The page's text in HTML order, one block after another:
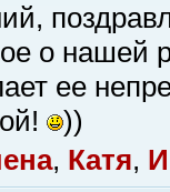
о нашей
ее
))
, Катя,